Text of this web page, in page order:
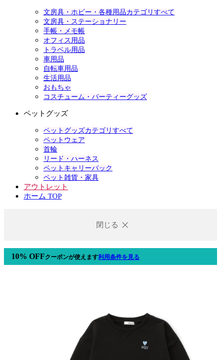
文房具・ホビー・各種用品カテゴリすべて
文房具・ステーショナリー
手帳・メモ帳
オフィス用品
トラベル用品
車用品
自転車用品
生活用品
おもちゃ
コスチューム・パーティーグッズ
ペットグッズ
ペットグッズカテゴリすべて
ペットウェア
首輪
リード・ハーネス
ペットキャリーバック
ペット雑貨・家具
アウトレット
ホーム TOP
閉じる
10% OFFクーポンが使えます利用条件を見る